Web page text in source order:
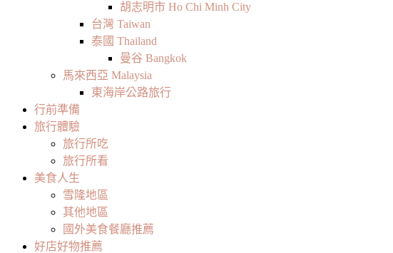
胡志明市 Ho Chi Minh City
台灣 Taiwan
泰國 Thailand
曼谷 Bangkok
馬來西亞 Malaysia
東海岸公路旅行
行前準備
旅行體驗
旅行所吃
旅行所看
美食人生
雪隆地區
其他地區
國外美食餐廳推薦
好店好物推薦